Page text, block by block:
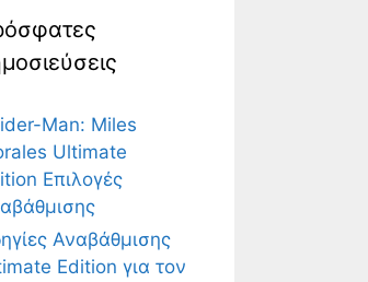
Man: Miles
Ultimate
Επιλογές
Αναβάθμισης
Edition για τον